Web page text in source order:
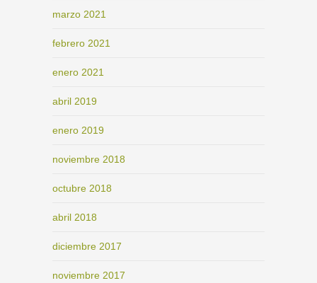
marzo 2021
febrero 2021
enero 2021
abril 2019
enero 2019
noviembre 2018
octubre 2018
abril 2018
diciembre 2017
noviembre 2017